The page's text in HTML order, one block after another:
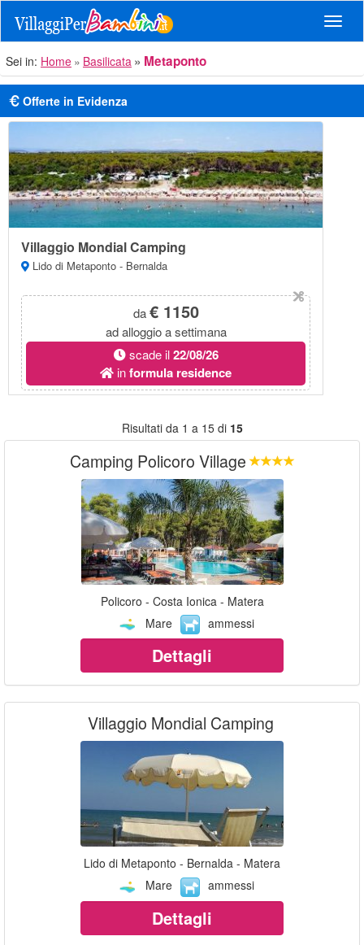
Sei in: Home Basilicata Metaponto
Offerte in Evidenza
Villaggio Mondial Camping
Lido di Metaponto - Bernalda
da€ 1150
ad alloggio a settimana
scade il22/08/26
informula residence
Risultati da 1 a 15 di 15
Camping Policoro Village
Policoro - Costa Ionica - Matera
Mare
ammessi
Dettagli
Villaggio Mondial Camping
Lido di Metaponto - Bernalda - Matera
Mare
ammessi
Dettagli